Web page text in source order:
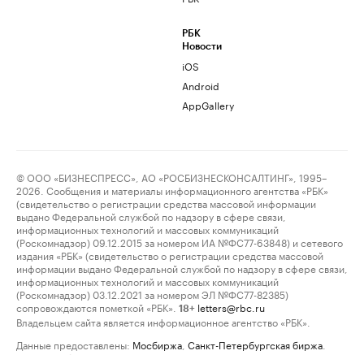
РБК
Новости
iOS
Android
AppGallery
© ООО «БИЗНЕСПРЕСС», АО «РОСБИЗНЕСКОНСАЛТИНГ», 1995–
2026. Сообщения и материалы информационного агентства «РБК»
(свидетельство о регистрации средства массовой информации
выдано Федеральной службой по надзору в сфере связи,
информационных технологий и массовых коммуникаций
(Роскомнадзор) 09.12.2015 за номером ИА №ФС77-63848) и сетевого
издания «РБК» (свидетельство о регистрации средства массовой
информации выдано Федеральной службой по надзору в сфере связи,
информационных технологий и массовых коммуникаций
(Роскомнадзор) 03.12.2021 за номером ЭЛ №ФС77-82385)
сопровождаются пометкой «РБК».
18+ letters@rbc.ru
Владельцем сайта является информационное агентство «РБК».
Данные предоставлены: Мосбиржа Санкт-Петербургская биржа